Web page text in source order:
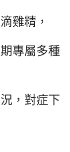
雞精，
專屬多種
，對症下